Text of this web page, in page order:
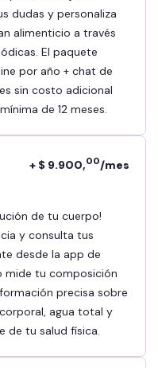
dudas y personaliza
alimenticio a través
El paquete
por año + chat de
sin costo adicional
de 12 meses.
+ $ 9.900,00/mes
y consulta tus
desde la app de
mide tu composición
precisa sobre
agua total y
de tu salud física.